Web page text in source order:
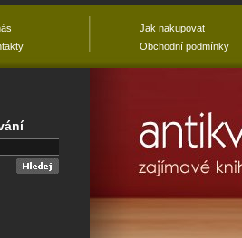
Jak nakupovat
Obchodní podmínky